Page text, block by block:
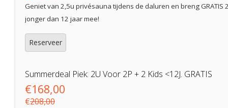
Geniet van 2,5u privésauna tijdens de daluren en breng GRATIS
jonger dan 12 jaar mee!
Reserveer
Summerdeal Piek: 2U Voor 2P + 2 Kids <12J. GRATIS
€168,00
€208,00